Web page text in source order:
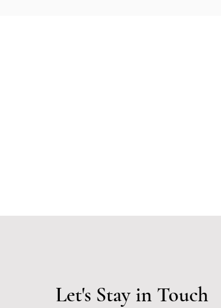
Let's Stay in Touch